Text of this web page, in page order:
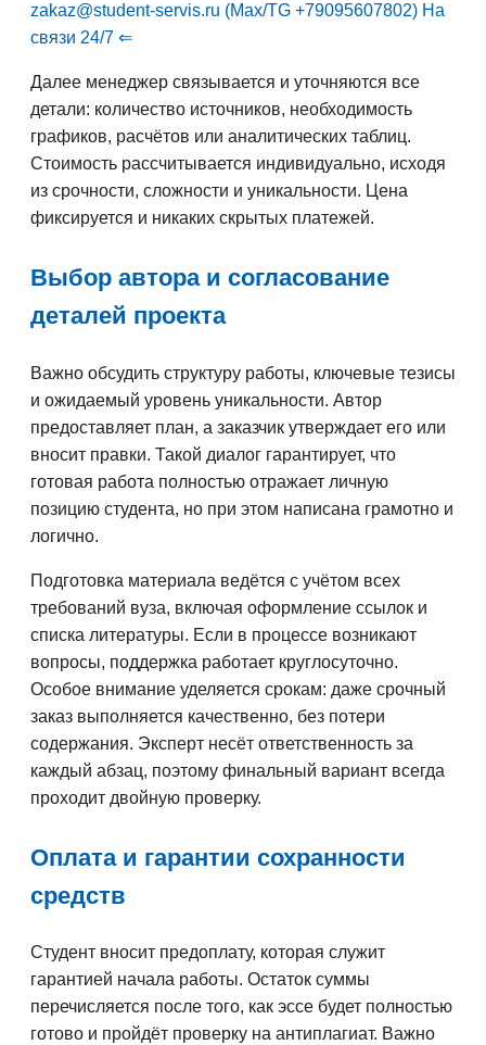
zakaz@student-servis.ru (Max/TG +79095607802) На
связи 24/7 ⇐
Далее менеджер связывается и уточняются все
детали: количество источников, необходимость
графиков, расчётов или аналитических таблиц.
Стоимость рассчитывается индивидуально, исходя
из срочности, сложности и уникальности. Цена
фиксируется и никаких скрытых платежей.
Выбор автора и согласование
деталей проекта
Важно обсудить структуру работы, ключевые тезисы
и ожидаемый уровень уникальности. Автор
предоставляет план, а заказчик утверждает его или
вносит правки. Такой диалог гарантирует, что
готовая работа полностью отражает личную
позицию студента, но при этом написана грамотно и
логично.
Подготовка материала ведётся с учётом всех
требований вуза, включая оформление ссылок и
списка литературы. Если в процессе возникают
вопросы, поддержка работает круглосуточно.
Особое внимание уделяется срокам: даже срочный
заказ выполняется качественно, без потери
содержания. Эксперт несёт ответственность за
каждый абзац, поэтому финальный вариант всегда
проходит двойную проверку.
Оплата и гарантии сохранности
средств
Студент вносит предоплату, которая служит
гарантией начала работы. Остаток суммы
перечисляется после того, как эссе будет полностью
готово и пройдёт проверку на антиплагиат. Важно